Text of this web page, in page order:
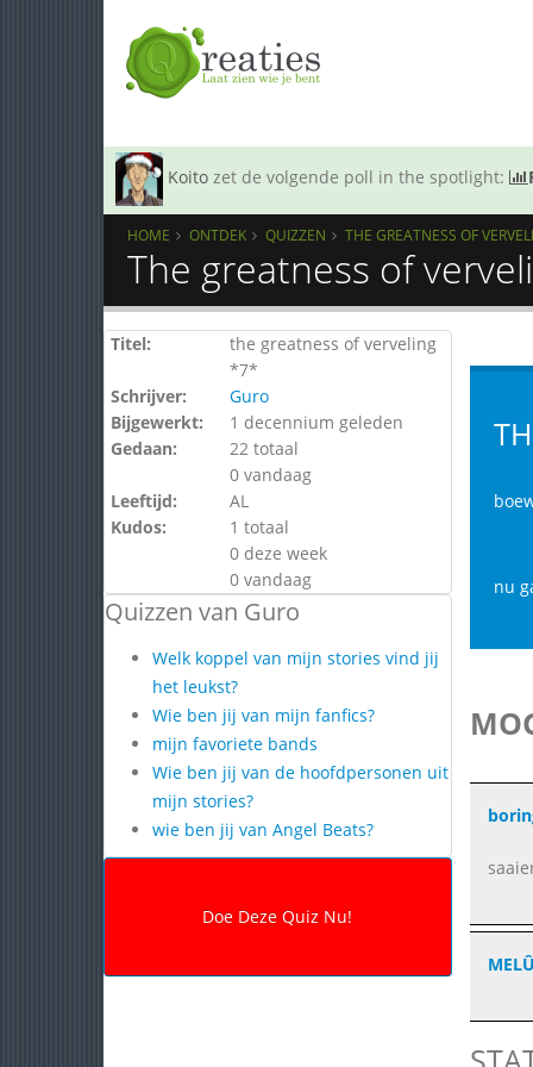
Koito zet de volgende poll in the spotlight:
HOME ONTDEK QUIZZEN THE GREATNESS OF
The greatness of
Titel:
the greatness of verveling
*7*
Schrijver:
Guro
Bijgewerkt:
1 decennium geleden
Gedaan:
22 totaal
0 vandaag
Leeftijd:
AL
Kudos:
1 totaal
0 deze week
0 vandaag
Quizzen van Guro
Welk koppel van mijn stories vind jij
het leukst?
Wie ben jij van mijn fanfics?
mijn favoriete bands
Wie ben jij van de hoofdpersonen uit
mijn stories?
wie ben jij van Angel Beats?
nu